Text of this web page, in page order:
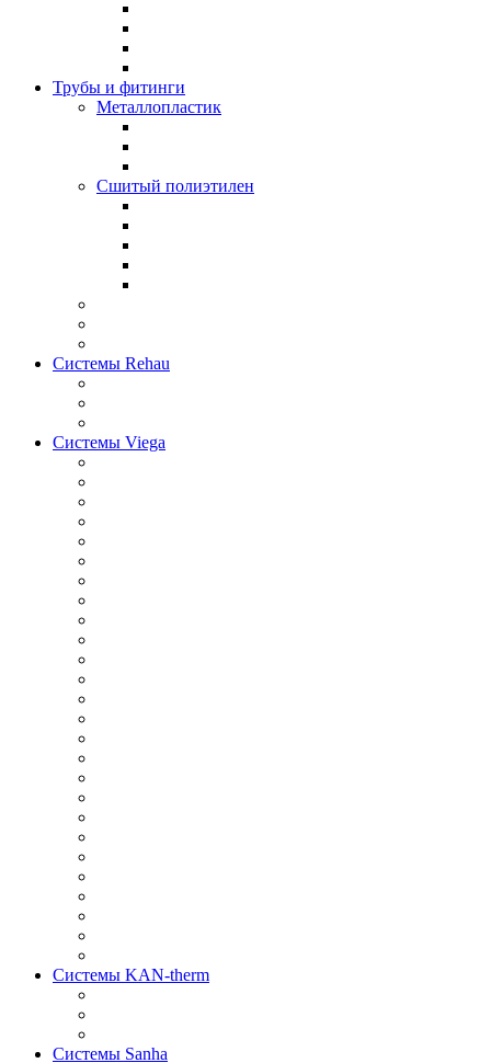
Трубы и фитинги
Металлопластик
Сшитый полиэтилен
Системы Rehau
Системы Viega
Системы KAN-therm
Системы Sanha